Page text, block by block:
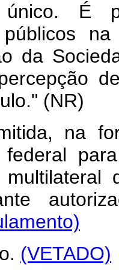
único. É
públicos
da
(NR)
na
(VETADO)